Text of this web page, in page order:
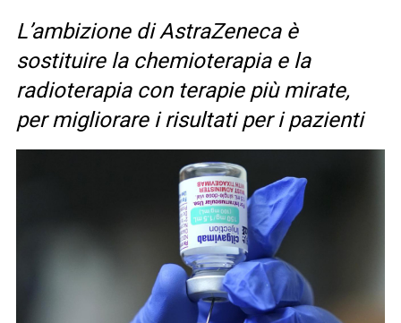
L’ambizione di AstraZeneca è
sostituire la chemioterapia e la
radioterapia con terapie più mirate,
per migliorare i risultati per i pazienti